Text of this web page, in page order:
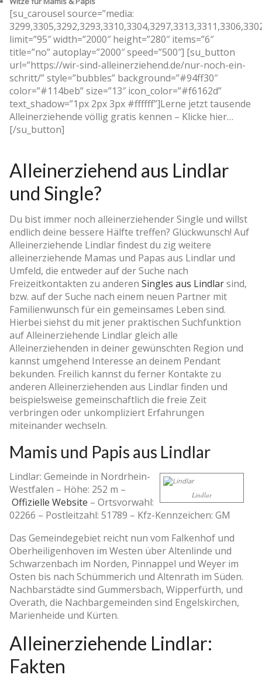
[su_carousel source=”media:
limit=”95″ width=”2000″ height=”280″ items=”6″
title=”no” autoplay=”2000″ speed=”500″] [su_button
url=”https://wir-sind-alleinerziehend.de/nur-noch-ein-
schritt/” style=”bubbles” background=”#94ff30″
color=”#114beb” size=”13″ icon_color=”#f6162d”
text_shadow=”1px 2px 3px #ffffff”]Lerne jetzt tausende
Alleinerziehende völlig gratis kennen – Klicke hier…
[/su_button]
Alleinerziehend aus Lindlar
und Single?
Du bist immer noch alleinerziehender Single und willst
endlich deine bessere Hälfte treffen? Glückwunsch! Auf
Alleinerziehende Lindlar findest du zig weitere
alleinerziehende Mamas und Papas aus Lindlar und
Umfeld, die entweder auf der Suche nach
Freizeitkontakten zu anderen Singles aus Lindlarsind,
bzw. auf der Suche nach einem neuen Partner mit
Familienwunsch für ein gemeinsames Leben sind.
Hierbei siehst du mit jener praktischen Suchfunktion
auf Alleinerziehende Lindlar gleich alle
Alleinerziehenden in deiner gewünschten Region und
kannst umgehend Interesse an deinem Pendant
bekunden. Freilich kannst du ferner Kontakte zu
anderen Alleinerziehenden aus Lindlar finden und
beispielsweise gemeinschaftlich die freie Zeit
verbringen oder unkompliziert Erfahrungen
miteinander wechseln.
Mamis und Papis aus Lindlar
Lindlar
Lindlar: Gemeinde in Nordrhein-
Westfalen – Höhe: 252 m –
Offizielle Website – Ortsvorwahl:
02266 – Postleitzahl: 51789 – Kfz-Kennzeichen: GM
Das Gemeindegebiet reicht nun vom Falkenhof und
Oberheiligenhoven im Westen über Altenlinde und
Schwarzenbach im Norden, Pinnappel und Weyer im
Osten bis nach Schümmerich und Altenrath im Süden.
Nachbarstädte sind Gummersbach, Wipperfürth, und
Overath, die Nachbargemeinden sind Engelskirchen,
Marienheide und Kürten.
Alleinerziehende Lindlar:
Fakten